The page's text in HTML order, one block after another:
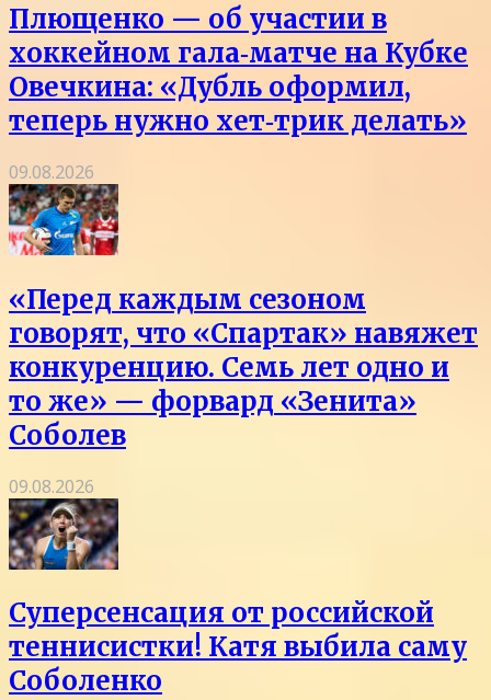
Плющенко — об участии в
хоккейном гала‑матче на Кубке
Овечкина: «Дубль оформил,
теперь нужно хет‑трик делать»
09.08.2026
«Перед каждым сезоном
говорят, что «Спартак» навяжет
конкуренцию. Семь лет одно и
то же» — форвард «Зенита»
Соболев
09.08.2026
Суперсенсация от российской
теннисистки! Катя выбила саму
Соболенко